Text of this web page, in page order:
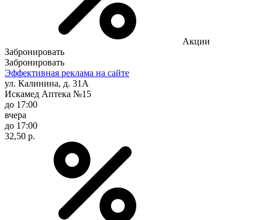
Акции
Забронировать
Забронировать
Эффективная реклама на сайте
ул. Калинина, д. 31А
Искамед Аптека №15
до 17:00
вчера
до 17:00
32,50 р.